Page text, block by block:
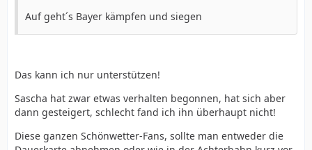
Auf geht´s Bayer kämpfen und siegen
Das kann ich nur unterstützen!
Sascha hat zwar etwas verhalten begonnen, hat sich aber
dann gesteigert, schlecht fand ich ihn überhaupt nicht!
Diese ganzen Schönwetter-Fans, sollte man entweder die